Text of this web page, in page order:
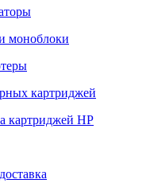
моноблоки
картриджей
картриджей HP